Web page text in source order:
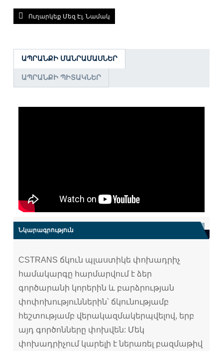
Ուղարկեք Մեզ Էլ. Նամակ
ԱՊՐԱՆՔԻ ՄԱՆՐԱՄԱՍՆԵՐ
ԱՊՐԱՆՔԻ ՊԻՏԱԿՆԵՐ
Նկարագրություն
CSTRANS ճկուն պլաստիկե փոխադրիչ
համակարգը հարմարվում է ձեր
գործարանի կորերին և բարձրության
փոփոխություններին՝ ճկունությամբ
հեշտությամբ վերակազմակերպվելով, երբ
այդ գործոնները փոխվեն: Մեկ
փոխադրիչում կարելի է ներառել բազմաթիվ